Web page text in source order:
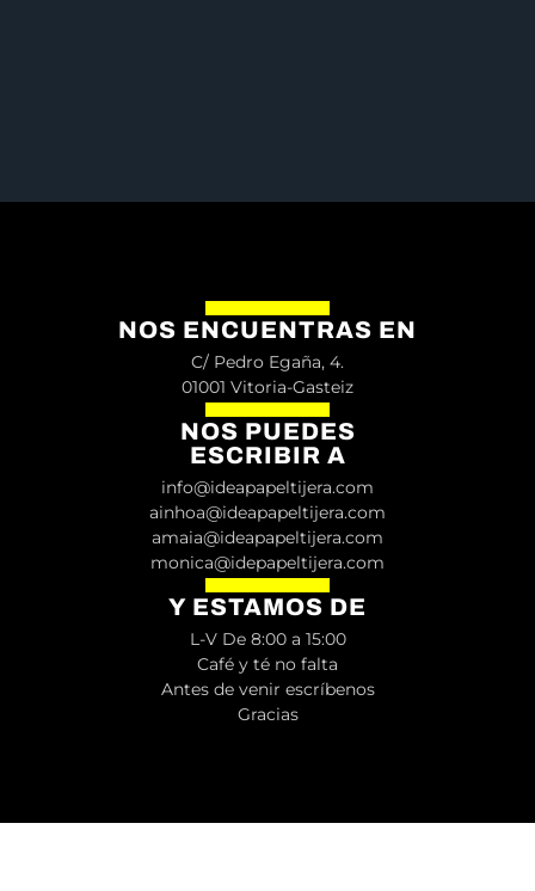
NOS ENCUENTRAS EN
C/ Pedro Egaña, 4.
01001 Vitoria-Gasteiz
NOS PUEDES
ESCRIBIR A
info@ideapapeltijera.com
ainhoa@ideapapeltijera.com
amaia@ideapapeltijera.com
monica@idepapeltijera.com
Y ESTAMOS DE
L-V De 8:00 a 15:00
Café y té no falta
Antes de venir escríbenos
Gracias